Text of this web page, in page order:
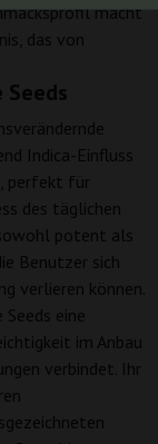
macht
das von
Indica-Einfluss
perfekt für
des täglichen
potent als
Benutzer sich
verlieren können.
eine
im Anbau
verbindet. Ihr